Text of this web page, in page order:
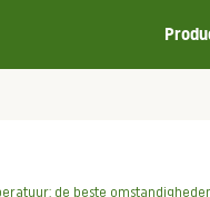
de beste